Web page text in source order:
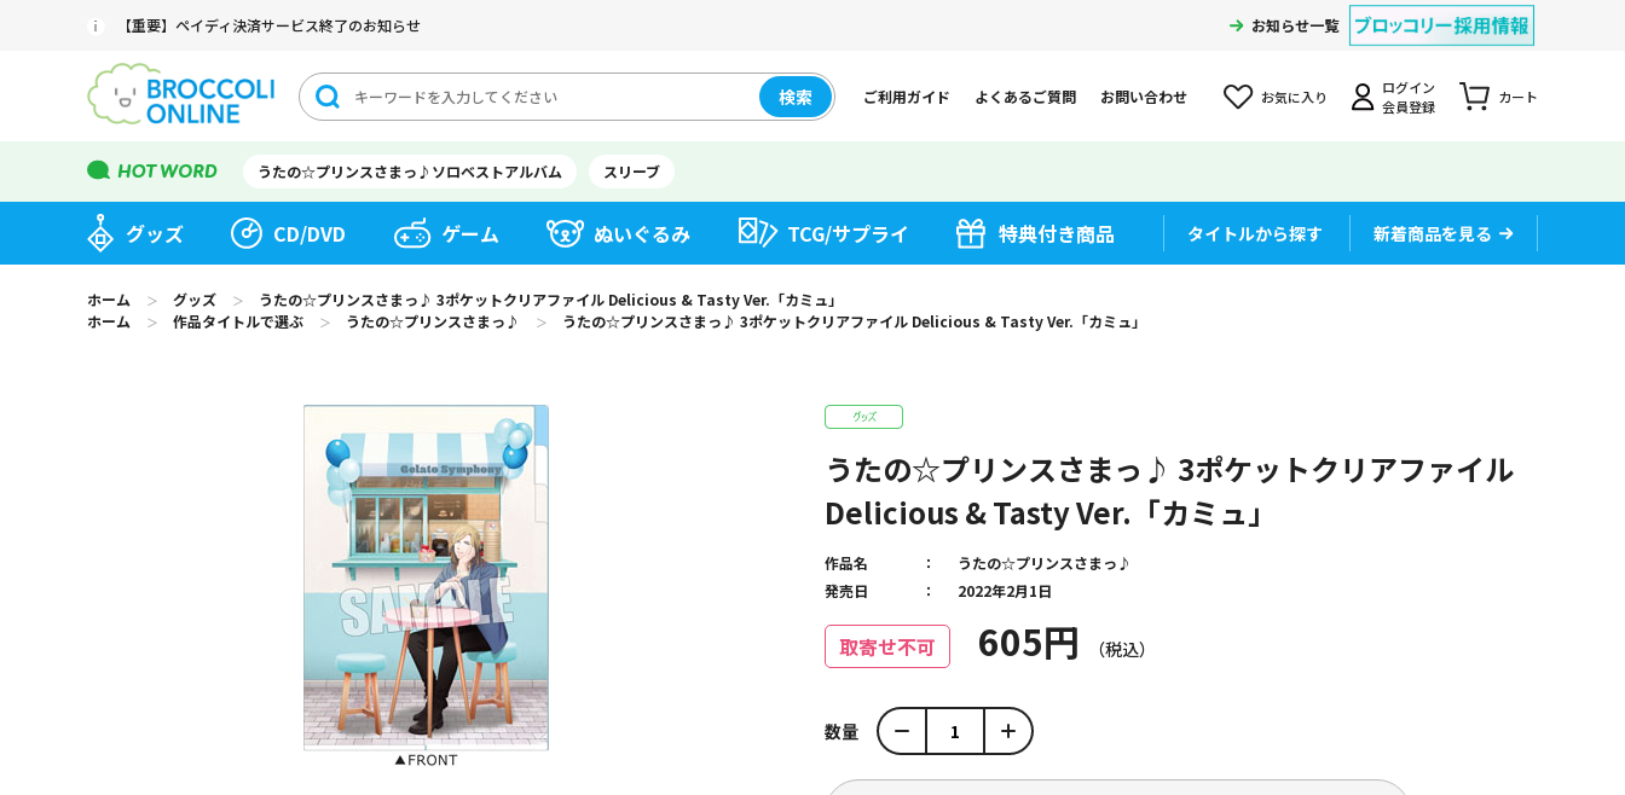
【重要】ペイディ決済サービス終了のお知らせ お知らせ一覧
検索 ご利用ガイド よくあるご質問 お問い合わせ お気に入り
ログイン
会員登録
カート
うたの☆プリンスさまっ♪ソロベストアルバム スリーブ
グッズ CD/DVD ゲーム ぬいぐるみ TCG/サプライ 特典付き商品 タイトルから探す 新着商品を見る
ホーム ＞ グッズ ＞
うたの☆プリンスさまっ♪ 3ポケットクリアファイル Delicious & Tasty Ver.「カミュ」
ホーム
＞ 作品タイトルで選ぶ ＞ うたの☆プリンスさまっ♪ ＞ うたの☆プリンスさまっ♪ 3ポケットクリアファイル Delicious & Tasty Ver.「カミュ」
うたの☆プリンスさまっ♪ 3ポケットクリアファイル
Delicious & Tasty Ver.「カミュ」
取寄せ不可 605円
作品名
うたの☆プリンスさまっ♪
発売日
2022年2月1日
数量